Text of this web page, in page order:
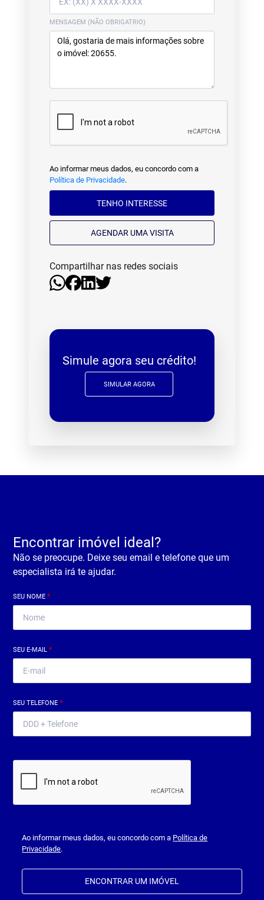
MENSAGEM (NÃO OBRIGATRIO)
Ao informar meus dados, eu concordo com a
Política de Privacidade.
TENHO INTERESSE
AGENDAR UMA VISITA
Compartilhar nas redes sociais
Simule agora seu crédito!
SIMULAR AGORA
Encontrar imóvel ideal?
Não se preocupe. Deixe seu email e telefone que um
especialista irá te ajudar.
SEU NOME*
SEU E-MAIL*
SEU TELEFONE*
Ao informar meus dados, eu concordo com a Política de
Privacidade.
ENCONTRAR UM IMÓVEL